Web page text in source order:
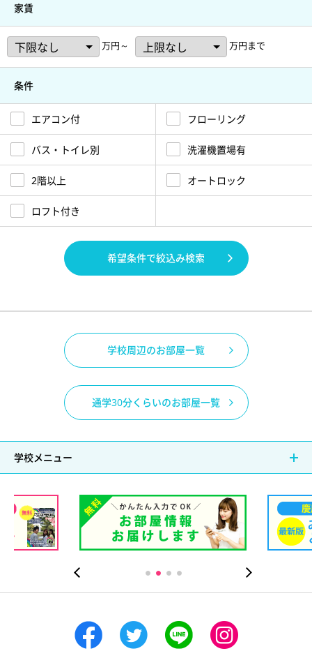
家賃
万円～ 万円まで
条件
エアコン付 フローリング
バス・トイレ別 洗濯機置場有
2階以上 オートロック
ロフト付き
希望条件で絞込み検索
学校周辺のお部屋一覧
通学30分くらいのお部屋一覧
学校メニュー